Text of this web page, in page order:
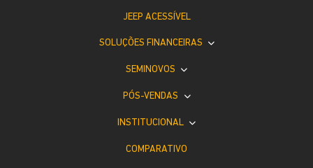
JEEP ACESSÍVEL
SOLUÇÕES FINANCEIRAS
SEMINOVOS
PÓS-VENDAS
INSTITUCIONAL
COMPARATIVO